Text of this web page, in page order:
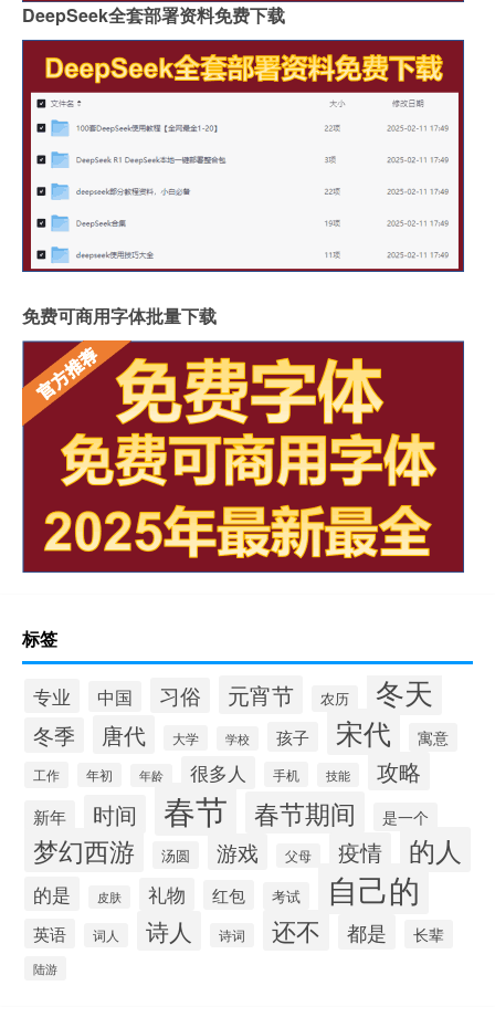
DeepSeek全套部署资料免费下载
免费可商用字体批量下载
标签
专业 中国 习俗 元宵节 农历 冬天
冬季 唐代 大学 学校 孩子 宋代 寓意
工作 年初 年龄 很多人 手机 技能 攻略
新年 时间 春节 春节期间 是一个
梦幻西游 汤圆 游戏 父母 疫情 的人
的是 皮肤 礼物 红包 考试 自己的
英语 词人 诗人 诗词 还不 都是 长辈
陆游